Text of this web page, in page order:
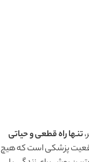
تنها راه قطعی و حیاتی
پزشکی است که هیچ